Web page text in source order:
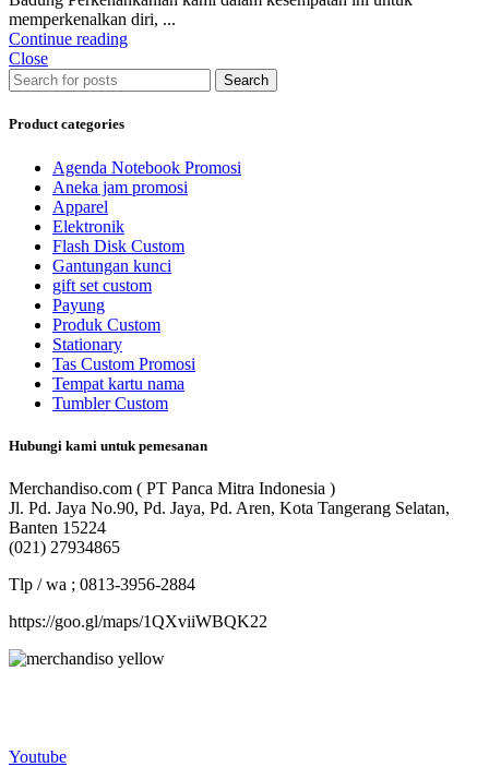
memperkenalkan diri, ...
Continue reading
Close
Search
Product categories
Agenda Notebook Promosi
Aneka jam promosi
Apparel
Elektronik
Flash Disk Custom
Gantungan kunci
gift set custom
Payung
Produk Custom
Stationary
Tas Custom Promosi
Tempat kartu nama
Tumbler Custom
Hubungi kami untuk pemesanan
Merchandiso.com ( PT Panca Mitra Indonesia )
Jl. Pd. Jaya No.90, Pd. Jaya, Pd. Aren, Kota Tangerang Selatan,
Banten 15224
(021) 27934865
Tlp / wa ; 0813-3956-2884
https://goo.gl/maps/1QXviiWBQK22
Youtube